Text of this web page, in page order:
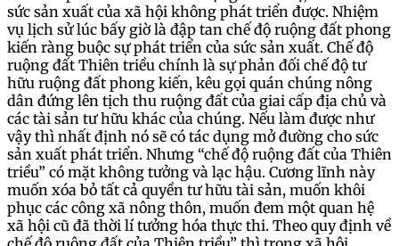
sức sản xuất của xã hội không phát triển được. Nhiệm
vụ lịch sử lúc bấy giờ là đập tan chế độ ruộng đất phong
kiến ràng buộc sự phát triển của sức sản xuất. Chế độ
ruộng đất Thiên triều chính là sự phản đối chế độ tư
hữu ruộng đất phong kiến, kêu gọi quán chúng nông
dân đứng lên tịch thu ruộng đất của giai cấp địa chủ và
các tài sản tư hữu khác của chúng. Nếu làm được như
vậy thì nhất định nó sẽ có tác dụng mở đường cho sức
sản xuất phát triển. Nhưng “chế độ ruộng đất của Thiên
triều” có mặt không tưởng và lạc hậu. Cương lĩnh này
muốn xóa bỏ tất cả quyền tư hữu tài sản, muốn khôi
phục các công xã nông thôn, muốn đem một quan hệ
xã hội cũ đã thời lí tưởng hóa thực thi. Theo quy định về